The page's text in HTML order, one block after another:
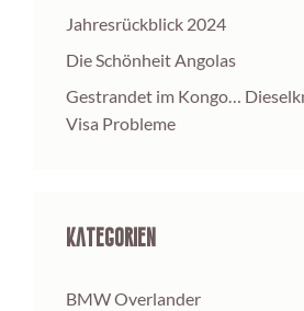
Jahresrückblick 2024
Die Schönheit Angolas
Gestrandet im Kongo…
Visa Probleme
Kategorien
BMW Overlander